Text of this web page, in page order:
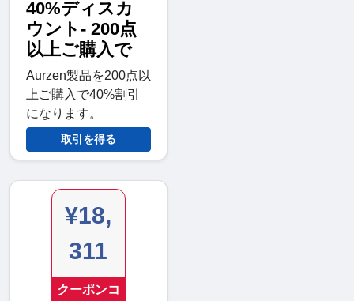
40%ディスカ
ウント- 200点
以上ご購入で
Aurzen製品を200点以
上ご購入で40%割引
になります。
取引を得る
¥18,
311
クーポンコ